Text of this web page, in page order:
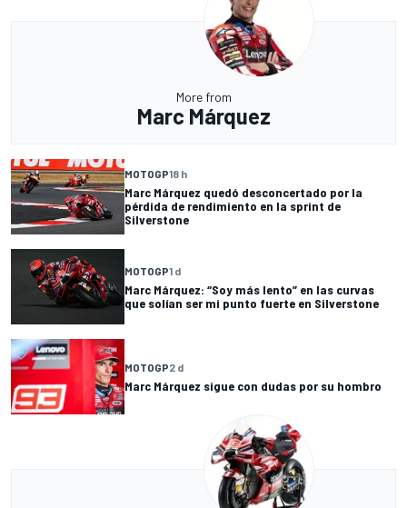
More from
Marc Márquez
MOTOGP18 h
Marc Márquez quedó desconcertado por la
pérdida de rendimiento en la sprint de
Silverstone
MOTOGP1 d
Marc Márquez: “Soy más lento” en las curvas
que solían ser mi punto fuerte en Silverstone
MOTOGP2 d
Marc Márquez sigue con dudas por su hombro